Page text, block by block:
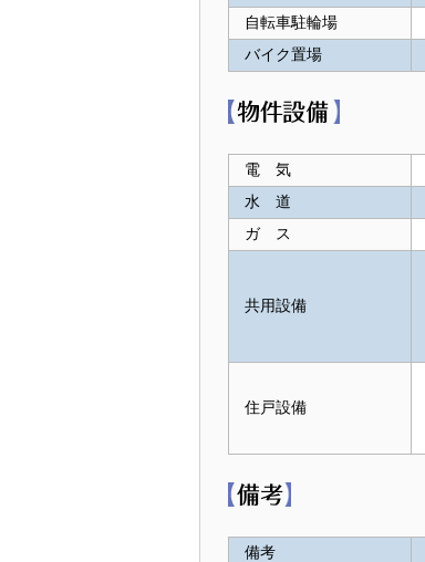
自転車駐輪場
バイク置場
電 気
水 道
ガ ス
共用設備
住戸設備
備考